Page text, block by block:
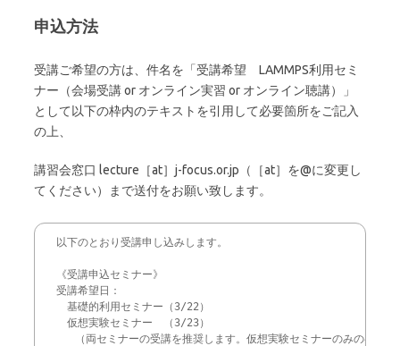
申込方法
受講ご希望の方は、件名を「受講希望 LAMMPS利用セミ
ナー（会場受講 or オンライン実習 or オンライン聴講）」
として以下の枠内のテキストを引用して必要箇所をご記入
の上、
講習会窓口 lecture［at］j-focus.or.jp（［at］を@に変更し
てください）まで送付をお願い致します。
以下のとおり受講申し込みします。
《受講申込セミナー》
受講希望日：
基礎的利用セミナー（3/22）
仮想実験セミナー　（3/23）
（両セミナーの受講を推奨します。仮想実験セミナーのみの参加